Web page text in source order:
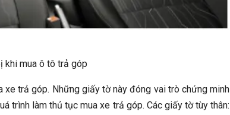
khi mua ô tô trả góp
trả góp. Những giấy tờ này đóng vai trò chứng minh
trình làm thủ tục mua xe trả góp. Các giấy tờ tùy thân: